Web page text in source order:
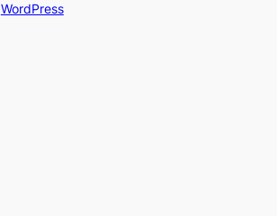
WordPress